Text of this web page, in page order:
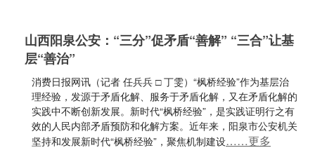
山西阳泉公安：“三分”促矛盾“善解” “三合”让基
层“善治”
消费日报网讯（记者 任兵兵 □ 丁雯）“枫桥经验”作为基层治
理经验，发源于矛盾化解、服务于矛盾化解，又在矛盾化解的
实践中不断创新发展。新时代“枫桥经验”，是实践证明行之有
效的人民内部矛盾预防和化解方案。近年来，阳泉市公安机关
坚持和发展新时代“枫桥经验”，聚焦机制建设……更多